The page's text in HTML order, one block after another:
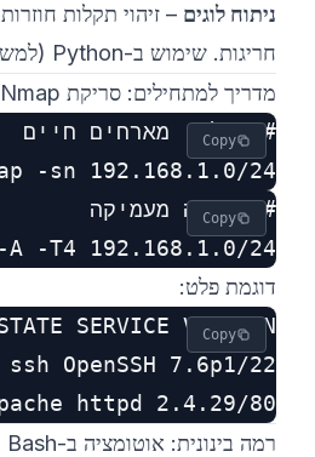
ניתוח לוגים – זיהוי תקלות
חריגות. שימוש ב-Python (למשל Pandas) ורגאקס.
מדריך למתחילים: סריקת Nmap
-sn 192.168.1.0/24
Copy
-A -T4 192.168.1.0/24
Copy
דוגמת פלט:
80/tcp open http Apache httpd 2.4.29
Copy
רמה בינונית: אוטומציה ב-Bash